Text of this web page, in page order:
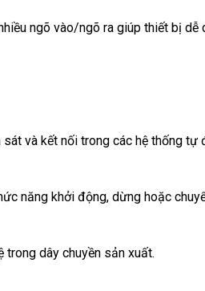
ngõ vào/ngõ ra giúp thiết bị dễ
và kết nối trong các hệ thống tự
năng khởi động, dừng hoặc
dây chuyền sản xuất.